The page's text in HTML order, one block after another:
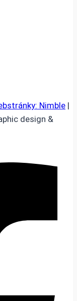
Nimble |
design &